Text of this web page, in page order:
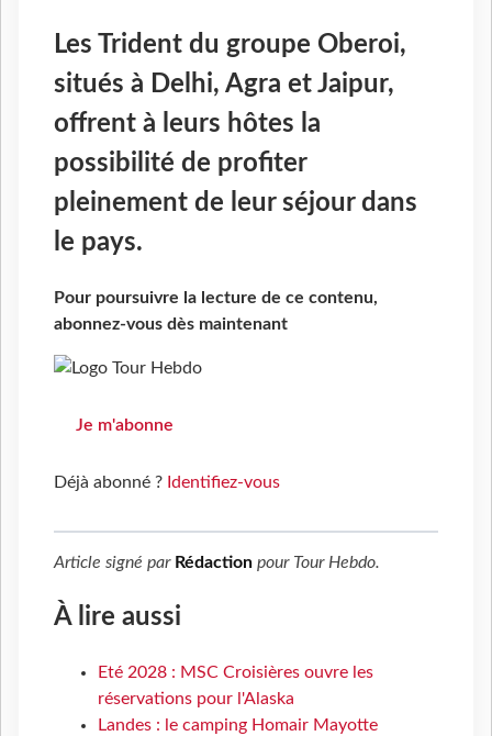
Les Trident du groupe Oberoi,
situés à Delhi, Agra et Jaipur,
offrent à leurs hôtes la
possibilité de profiter
pleinement de leur séjour dans
le pays.
Pour poursuivre la lecture de ce contenu,
abonnez-vous dès maintenant
Je m'abonne
Déjà abonné ? Identifiez-vous
Article signé par Rédaction pour Tour Hebdo.
À lire aussi
Eté 2028 : MSC Croisières ouvre les
réservations pour l'Alaska
Landes : le camping Homair Mayotte